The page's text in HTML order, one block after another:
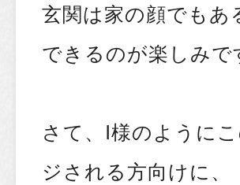
玄関は家の顔でも
できるのが楽しみで
さて、I様のように
ジされる方向けに、